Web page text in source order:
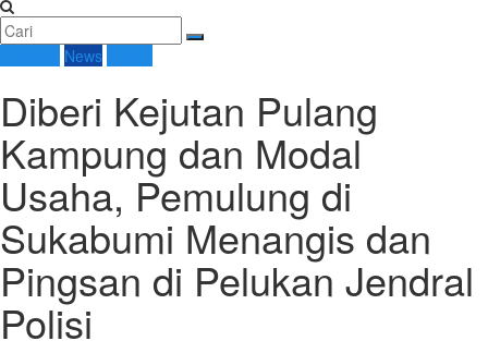
News
Diberi Kejutan Pulang
Kampung dan Modal
Usaha, Pemulung di
Sukabumi Menangis dan
Pingsan di Pelukan Jendral
Polisi